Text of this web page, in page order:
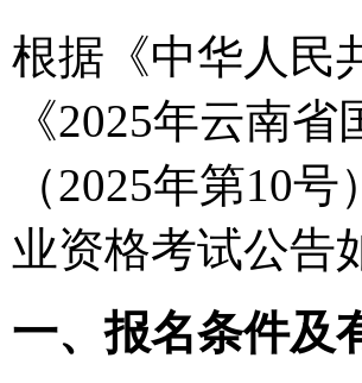
根据《中华人民
《2025年云南
（2025年第10
业资格考试公告
一、报名条件及